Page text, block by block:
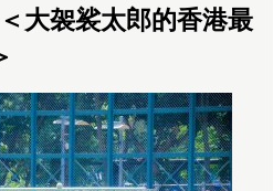
大袈裟太郎的香港最